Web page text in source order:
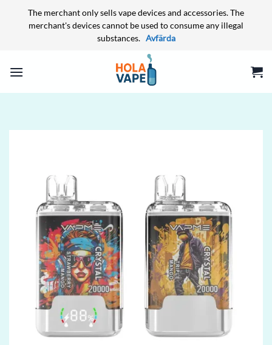
The merchant only sells vape devices and accessories. The
merchant's devices cannot be used to consume any illegal
substances. Avfärda